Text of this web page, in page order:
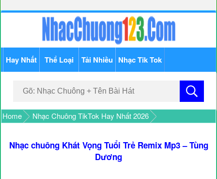
Hay Nhất Thể Loại Tải Nhiều Nhạc Tik Tok
Home Nhạc Chuông TikTok Hay Nhất 2026
Nhạc chuông Khát Vọng Tuổi Trẻ Remix Mp3 – Tùng
Dương